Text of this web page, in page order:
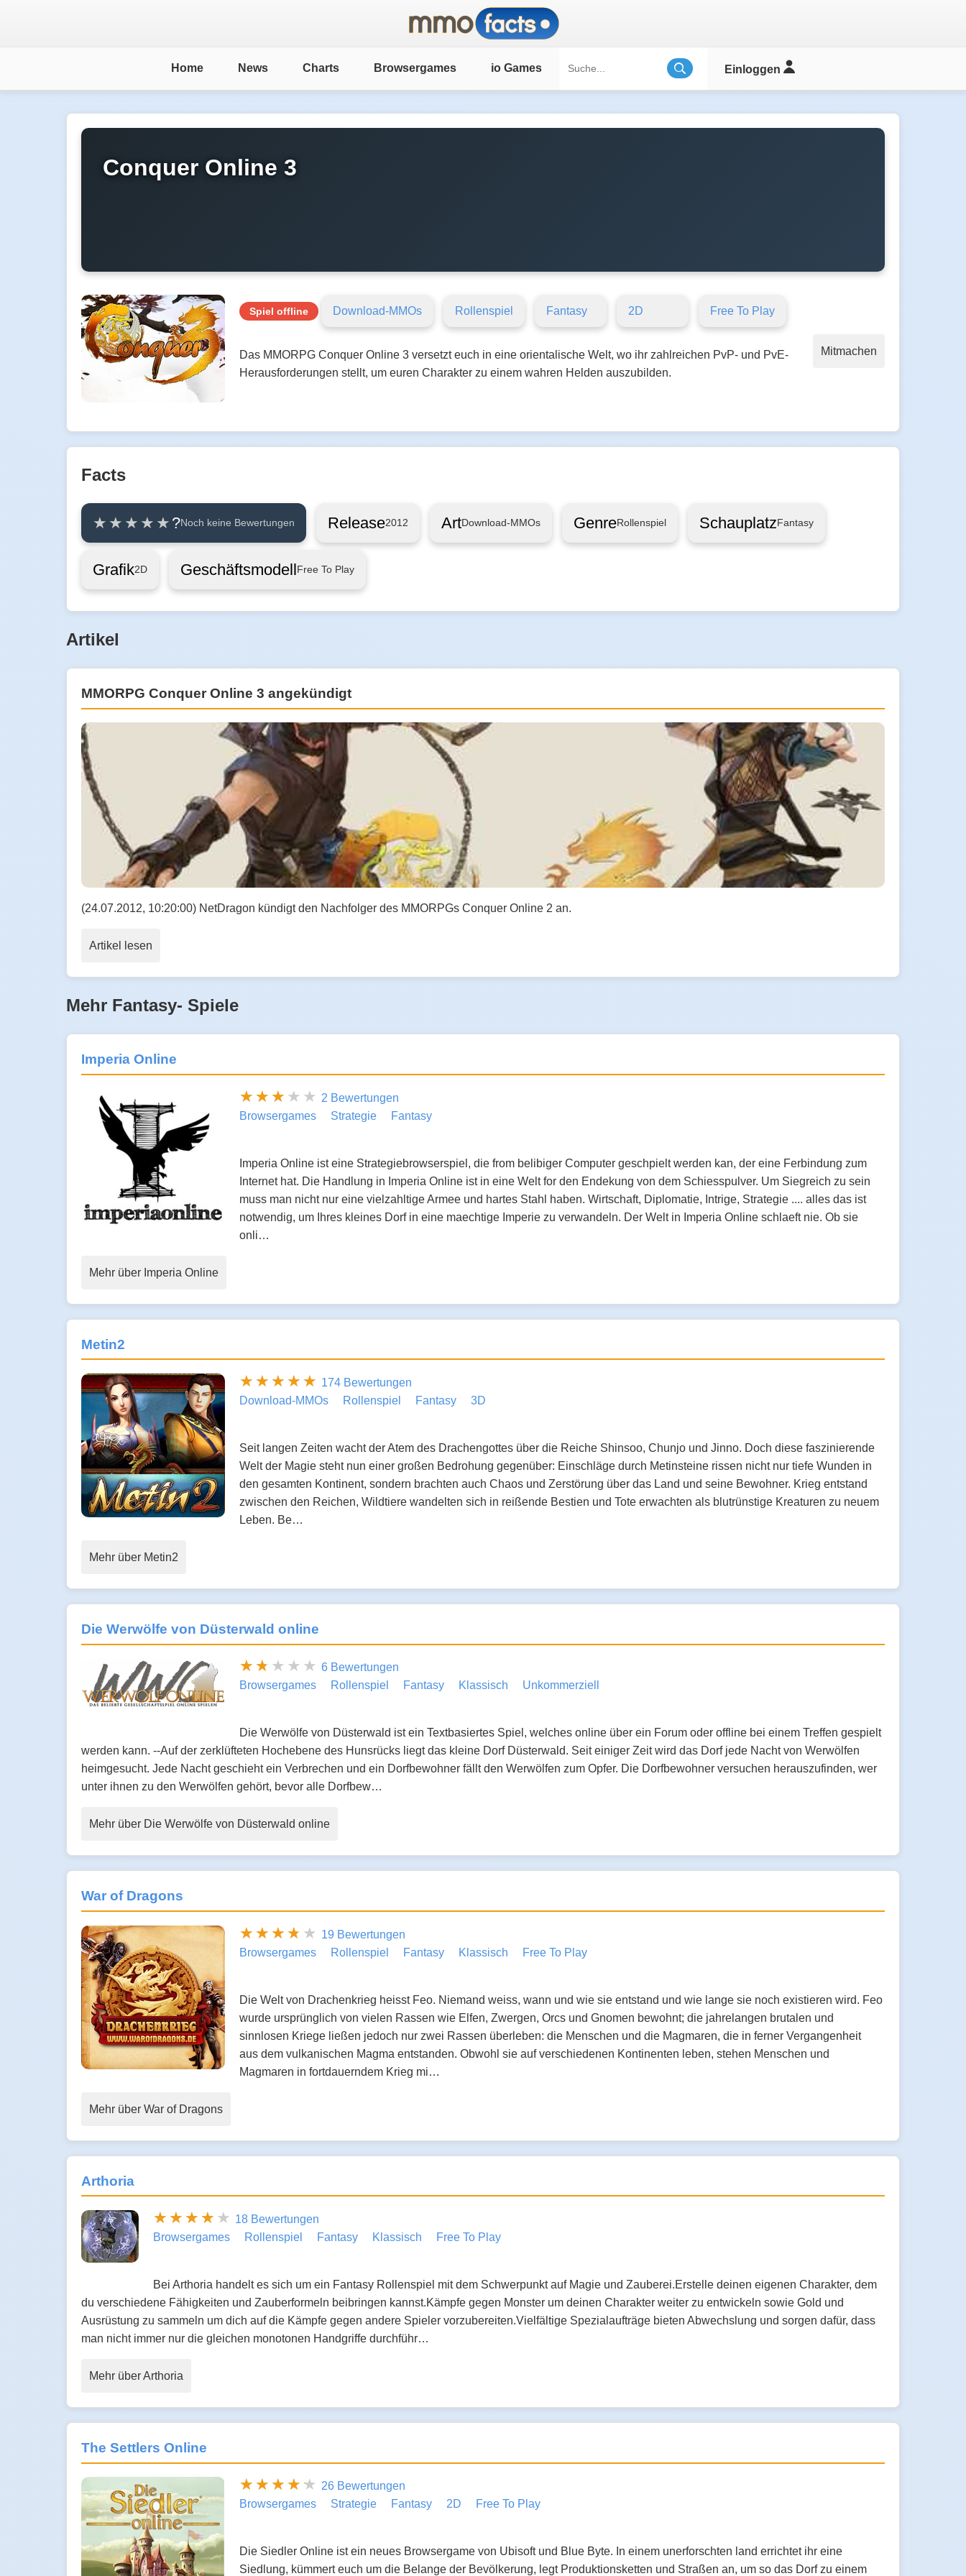
Home News Charts Browsergames io Games Einloggen
Conquer Online 3
Spiel offline Download-MMOs Rollenspiel Fantasy 2D Free To Play
Mitmachen
Das MMORPG Conquer Online 3 versetzt euch in eine orientalische Welt, wo ihr zahlreichen PvP- und PvE-
Herausforderungen stellt, um euren Charakter zu einem wahren Helden auszubilden.
Facts
?Noch keine Bewertungen Release2012 ArtDownload-MMOs GenreRollenspiel SchauplatzFantasy
Grafik2D GeschäftsmodellFree To Play
Artikel
MMORPG Conquer Online 3 angekündigt
(24.07.2012, 10:20:00) NetDragon kündigt den Nachfolger des MMORPGs Conquer Online 2 an.
Artikel lesen
Mehr Fantasy- Spiele
Imperia Online
2 Bewertungen
Browsergames
Strategie Fantasy
Imperia Online ist eine Strategiebrowserspiel, die from belibiger Computer geschpielt werden kan, der eine Ferbindung zum
Internet hat. Die Handlung in Imperia Online ist in eine Welt for den Endekung von dem Schiesspulver. Um Siegreich zu sein
muss man nicht nur eine vielzahltige Armee und hartes Stahl haben. Wirtschaft, Diplomatie, Intrige, Strategie .... alles das ist
notwendig, um Ihres kleines Dorf in eine maechtige Imperie zu verwandeln. Der Welt in Imperia Online schlaeft nie. Ob sie
onli…
Mehr über Imperia Online
Metin2
174 Bewertungen
Download-MMOs
Rollenspiel Fantasy 3D
Seit langen Zeiten wacht der Atem des Drachengottes über die Reiche Shinsoo, Chunjo und Jinno. Doch diese faszinierende
Welt der Magie steht nun einer großen Bedrohung gegenüber: Einschläge durch Metinsteine rissen nicht nur tiefe Wunden in
den gesamten Kontinent, sondern brachten auch Chaos und Zerstörung über das Land und seine Bewohner. Krieg entstand
zwischen den Reichen, Wildtiere wandelten sich in reißende Bestien und Tote erwachten als blutrünstige Kreaturen zu neuem
Leben. Be…
Mehr über Metin2
Die Werwölfe von Düsterwald online
6 Bewertungen
Browsergames
Rollenspiel Fantasy Klassisch Unkommerziell
Die Werwölfe von Düsterwald ist ein Textbasiertes Spiel, welches online über ein Forum oder offline bei einem Treffen gespielt
werden kann. --Auf der zerklüfteten Hochebene des Hunsrücks liegt das kleine Dorf Düsterwald. Seit einiger Zeit wird das Dorf jede Nacht von Werwölfen
heimgesucht. Jede Nacht geschieht ein Verbrechen und ein Dorfbewohner fällt den Werwölfen zum Opfer. Die Dorfbewohner versuchen herauszufinden, wer
unter ihnen zu den Werwölfen gehört, bevor alle Dorfbew…
Mehr über Die Werwölfe von Düsterwald online
War of Dragons
19 Bewertungen
Browsergames
Rollenspiel Fantasy Klassisch Free To Play
Die Welt von Drachenkrieg heisst Feo. Niemand weiss, wann und wie sie entstand und wie lange sie noch existieren wird. Feo
wurde ursprünglich von vielen Rassen wie Elfen, Zwergen, Orcs und Gnomen bewohnt; die jahrelangen brutalen und
sinnlosen Kriege ließen jedoch nur zwei Rassen überleben: die Menschen und die Magmaren, die in ferner Vergangenheit
aus dem vulkanischen Magma entstanden. Obwohl sie auf verschiedenen Kontinenten leben, stehen Menschen und
Magmaren in fortdauerndem Krieg mi…
Mehr über War of Dragons
Arthoria
18 Bewertungen
Browsergames
Rollenspiel Fantasy Klassisch Free To Play
Bei Arthoria handelt es sich um ein Fantasy Rollenspiel mit dem Schwerpunkt auf Magie und Zauberei.Erstelle deinen eigenen Charakter, dem
du verschiedene Fähigkeiten und Zauberformeln beibringen kannst.Kämpfe gegen Monster um deinen Charakter weiter zu entwickeln sowie Gold und
Ausrüstung zu sammeln um dich auf die Kämpfe gegen andere Spieler vorzubereiten.Vielfältige Spezialaufträge bieten Abwechslung und sorgen dafür, dass
man nicht immer nur die gleichen monotonen Handgriffe durchführ…
Mehr über Arthoria
The Settlers Online
26 Bewertungen
Browsergames
Strategie Fantasy 2D Free To Play
Die Siedler Online ist ein neues Browsergame von Ubisoft und Blue Byte. In einem unerforschten land errichtet ihr eine
Siedlung, kümmert euch um die Belange der Bevölkerung, legt Produktionsketten und Straßen an, um so das Dorf zu einem